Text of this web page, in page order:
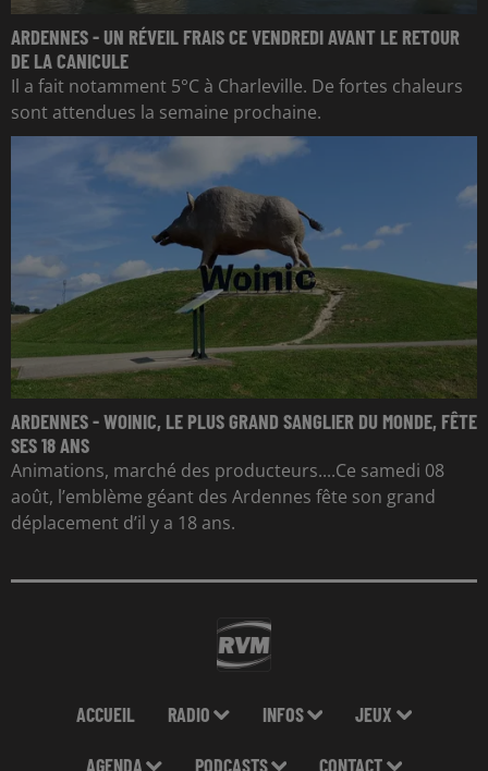
ARDENNES - UN RÉVEIL FRAIS CE VENDREDI AVANT LE RETOUR
DE LA CANICULE
Il a fait notamment 5°C à Charleville. De fortes chaleurs
sont attendues la semaine prochaine.
ARDENNES - WOINIC, LE PLUS GRAND SANGLIER DU MONDE, FÊTE
SES 18 ANS
Animations, marché des producteurs....Ce samedi 08
août, l’emblème géant des Ardennes fête son grand
déplacement d’il y a 18 ans.
ACCUEIL RADIO INFOS JEUX
AGENDA PODCASTS CONTACT